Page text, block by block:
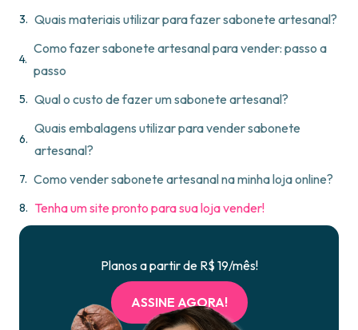
Quais materiais utilizar para fazer sabonete artesanal?
Como fazer sabonete artesanal para vender: passo a
passo
Qual o custo de fazer um sabonete artesanal?
Quais embalagens utilizar para vender sabonete
artesanal?
Como vender sabonete artesanal na minha loja online?
Tenha um site pronto para sua loja vender!
Planos a partir de R$ 19/mês!
ASSINE AGORA!